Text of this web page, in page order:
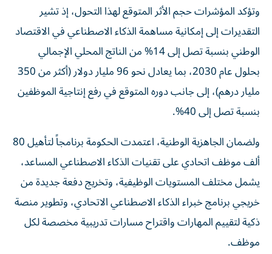
وتؤكد المؤشرات حجم الأثر المتوقع لهذا التحول، إذ تشير
التقديرات إلى إمكانية مساهمة الذكاء الاصطناعي في الاقتصاد
الوطني بنسبة تصل إلى 14% من الناتج المحلي الإجمالي
بحلول عام 2030، بما يعادل نحو 96 مليار دولار (أكثر من 350
مليار درهم)، إلى جانب دوره المتوقع في رفع إنتاجية الموظفين
بنسبة تصل إلى 40%.
ولضمان الجاهزية الوطنية، اعتمدت الحكومة برنامجاً لتأهيل 80
ألف موظف اتحادي على تقنيات الذكاء الاصطناعي المساعد،
يشمل مختلف المستويات الوظيفية، وتخريج دفعة جديدة من
خريجي برنامج خبراء الذكاء الاصطناعي الاتحادي، وتطوير منصة
ذكية لتقييم المهارات واقتراح مسارات تدريبية مخصصة لكل
موظف.